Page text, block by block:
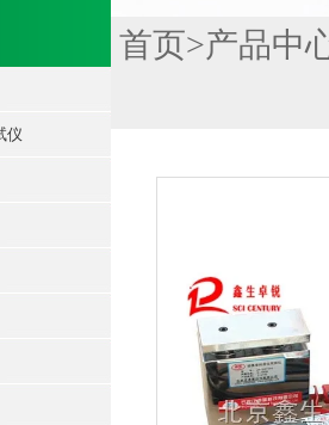
仪
首页>产品中